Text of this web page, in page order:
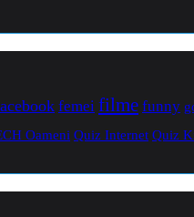
femei filme funny
Oameni Quiz Internet Quiz